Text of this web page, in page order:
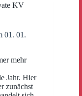
KV
01. 01.
mehr
Jahr. Hier
zunächst